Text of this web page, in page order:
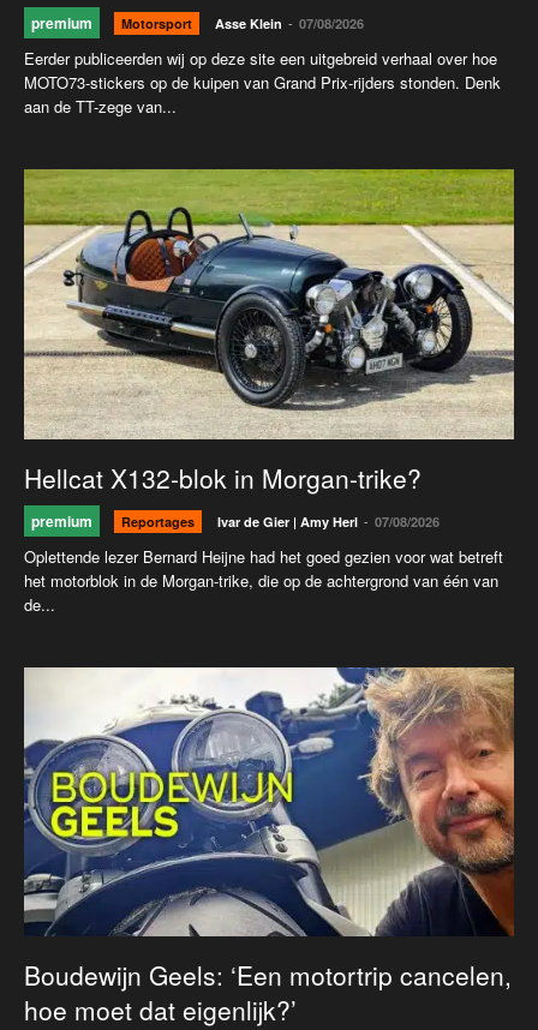
premium Motorsport Asse Klein - 07/08/2026
Eerder publiceerden wij op deze site een uitgebreid verhaal over hoe
MOTO73-stickers op de kuipen van Grand Prix-rijders stonden. Denk
aan de TT-zege van...
Hellcat X132-blok in Morgan-trike?
premium Reportages Ivar de Gier | Amy Herl - 07/08/2026
Oplettende lezer Bernard Heijne had het goed gezien voor wat betreft
het motorblok in de Morgan-trike, die op de achtergrond van één van
de...
Boudewijn Geels: ‘Een motortrip cancelen,
hoe moet dat eigenlijk?’